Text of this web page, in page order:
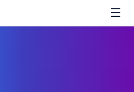
☰